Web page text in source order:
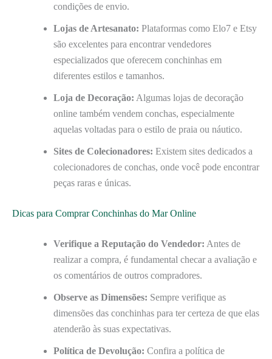
condições de envio.
Lojas de Artesanato: Plataformas como Elo7 e Etsy
são excelentes para encontrar vendedores
especializados que oferecem conchinhas em
diferentes estilos e tamanhos.
Loja de Decoração: Algumas lojas de decoração
online também vendem conchas, especialmente
aquelas voltadas para o estilo de praia ou náutico.
Sites de Colecionadores: Existem sites dedicados a
colecionadores de conchas, onde você pode encontrar
peças raras e únicas.
Dicas para Comprar Conchinhas do Mar Online
Verifique a Reputação do Vendedor: Antes de
realizar a compra, é fundamental checar a avaliação e
os comentários de outros compradores.
Observe as Dimensões: Sempre verifique as
dimensões das conchinhas para ter certeza de que elas
atenderão às suas expectativas.
Política de Devolução: Confira a política de